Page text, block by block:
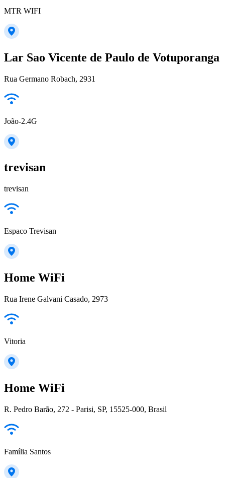
MTR WIFI
Lar Sao Vicente de Paulo de Votuporanga
Rua Germano Robach, 2931
João-2.4G
trevisan
trevisan
Espaco Trevisan
Home WiFi
Rua Irene Galvani Casado, 2973
Vitoria
Home WiFi
R. Pedro Barão, 272 - Parisi, SP, 15525-000, Brasil
Família Santos